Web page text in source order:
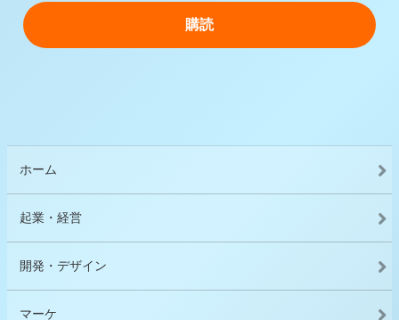
ホーム
起業・経営
開発・デザイン
マーケ